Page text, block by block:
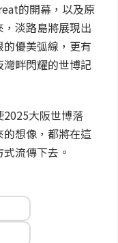
的開幕，以及原
淡路島將展現出
優美弧線，更有
畔閃耀的世博記
大阪世博落
想像，都將在這
流傳下去。